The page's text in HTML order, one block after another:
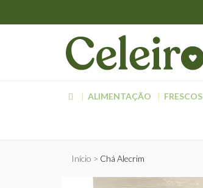
ALIMENTAÇÃO FRESCOS
Início Chá Alecrim